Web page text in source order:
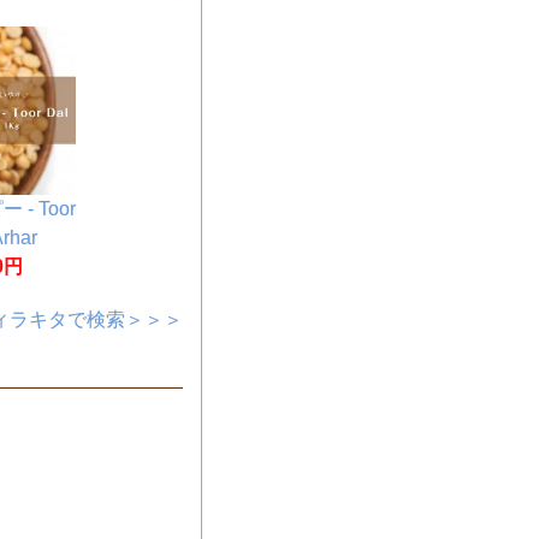
- Toor
ック】
ラキタで検索＞＞＞